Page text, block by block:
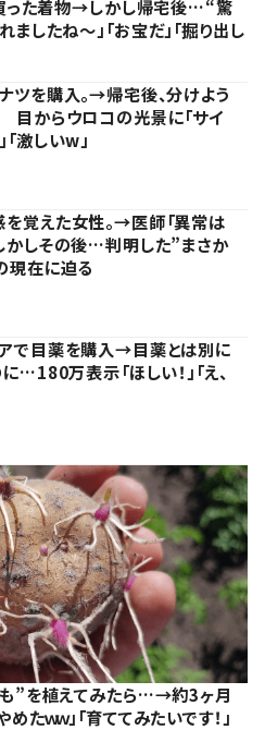
った着物→しかし帰宅後…“驚
したね～」「お宝だ」「掘り出し
ツを購入。→帰宅後、分けよう
からウロコの光景に「サイ
激しいw」
覚えた女性。→医師「異常は
かしその後…判明した”まさか
現在に迫る
アで目薬を購入→目薬とは別に
…180万表示「ほしい！」「え、
”を植えてみたら…→約3ヶ月
たｗｗ」「育ててみたいです！」